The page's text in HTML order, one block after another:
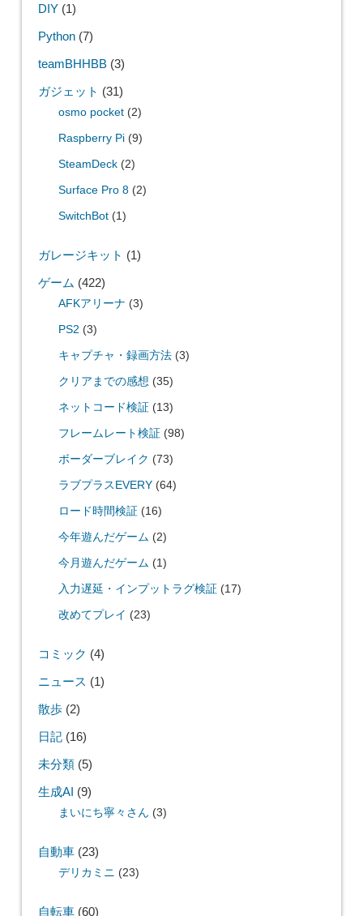
DIY(1)
Python(7)
teamBHHBB(3)
ガジェット (31)
osmo pocket(2)
Raspberry Pi(9)
SteamDeck(2)
Surface Pro 8(2)
SwitchBot(1)
ガレージキット (1)
ゲーム (422)
AFKアリーナ (3)
PS2 (3)
キャプチャ・録画方法(3)
クリアまでの感想 (35)
ネットコード検証 (13)
フレームレート検証 (98)
ボーダーブレイク (73)
ラブプラスEVERY(64)
ロード時間検証 (16)
今年遊んだゲーム (2)
今月遊んだゲーム (1)
入力遅延・インプットラグ検証 (17)
改めてプレイ (23)
コミック (4)
ニュース (1)
散歩(2)
日記(16)
未分類(5)
生成AI (9)
まいにち寧々さん (3)
自動車(23)
デリカミニ (23)
自転車(60)